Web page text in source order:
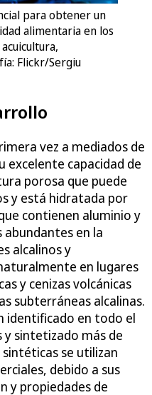
para obtener un
alimentaria en los
Flickr/Sergiu
vez a mediados de
excelente capacidad de
porosa que puede
y está hidratada por
contienen aluminio y
abundantes en la
alcalinos y
en lugares
y cenizas volcánicas
subterráneas alcalinas.
identificado en todo el
sintetizado más de
se utilizan
debido a sus
y propiedades de